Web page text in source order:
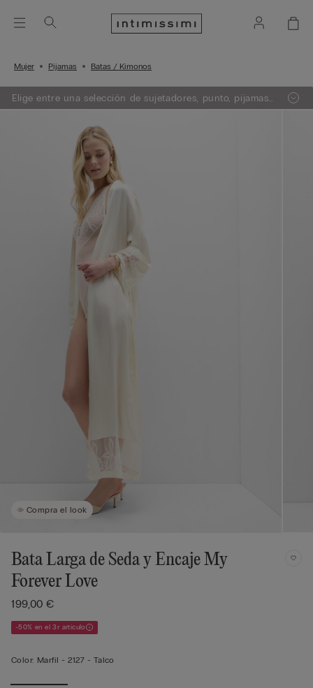
Mujer Pijamas Batas / Kimonos
Elige entre una selección de sujetadores, punto, pijamas
y lencería. Añade 3 artículos a tu carrito y obtén un 50%
de descuento en el de menor importe.
Compra el look
Bata Larga de Seda y Encaje My
Forever Love
199,00 €
-50% en el 3r artículo
Color: Marfil -2127 - Talco